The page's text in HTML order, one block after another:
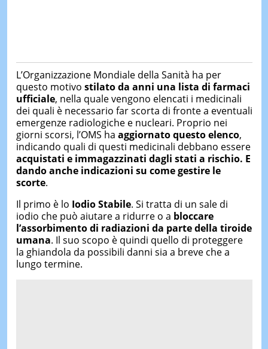
L’Organizzazione Mondiale della Sanità ha per
questo motivo stilato da anni una lista di farmaci
ufficiale, nella quale vengono elencati i medicinali
dei quali è necessario far scorta di fronte a eventuali
emergenze radiologiche e nucleari. Proprio nei
giorni scorsi, l’OMS ha aggiornato questo elenco,
indicando quali di questi medicinali debbano essere
acquistati e immagazzinati dagli stati a rischio. E
dando anche indicazioni su come gestire le
scorte.
Il primo è lo Iodio Stabile. Si tratta di un sale di
iodio che può aiutare a ridurre o a bloccare
l’assorbimento di radiazioni da parte della tiroide
umana. Il suo scopo è quindi quello di proteggere
la ghiandola da possibili danni sia a breve che a
lungo termine.